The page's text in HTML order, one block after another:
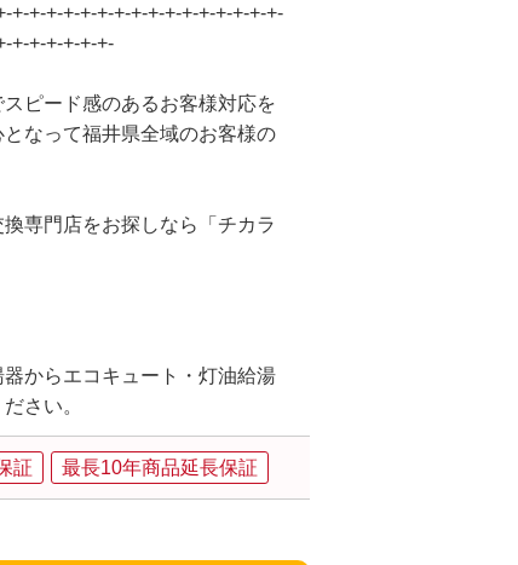
+-+-+-+-+-+-+-+-+-+-+-+-+-+-+-+-
+-+-+-+-+-+-
ピード感のあるお客様対応を
なって福井県全域のお客様の
専門店をお探しなら「チカラ
からエコキュート・灯油給湯
さい。
証 最長10年商品延長保証